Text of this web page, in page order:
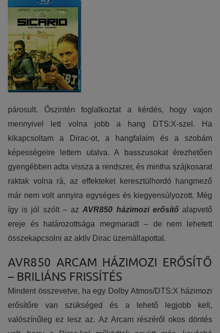
párosult. Őszintén foglalkoztat a kérdés, hogy vajon
mennyivel lett volna jobb a hang DTS:X-szel. Ha
kikapcsoltam a Dirac-ot, a hangfalaim és a szobám
képességeire lettem utalva. A basszusokat érezhetően
gyengébben adta vissza a rendszer, és mintha szájkosarat
raktak volna rá, az effekteket keresztülhordó hangmező
már nem volt annyira egységes és kiegyensúlyozott. Még
így is jól szólt – azAVR850 házimozi erősítőalapvető
ereje és határozottsága megmaradt – de nem lehetett
összekapcsolni az aktív Dirac üzemállapottal.
AVR850 ARCAM HÁZIMOZI ERŐSÍTŐ
– BRILIÁNS FRISSÍTÉS
Mindent összevetve, ha egy Dolby Atmos/DTS:X házimozi
erősítőre van szükséged és a lehető legjobb kell,
valószínűleg ez lesz az. Az Arcam részéről okos döntés